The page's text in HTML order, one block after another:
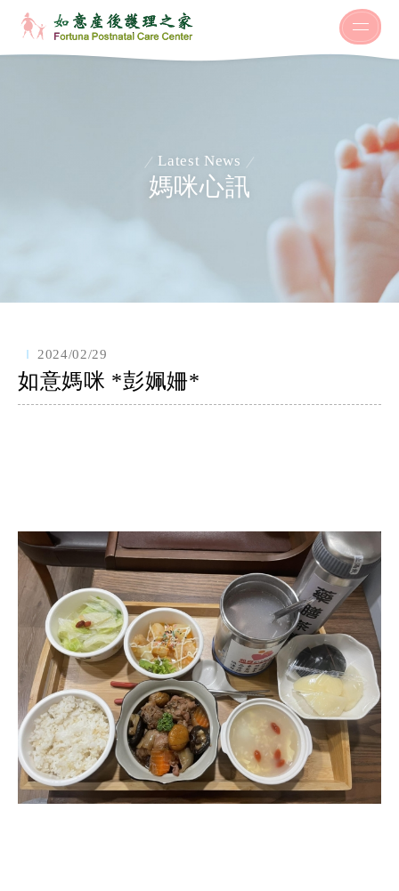
Latest News
媽咪心訊
2024/02/29
如意媽咪 *彭姵姍*